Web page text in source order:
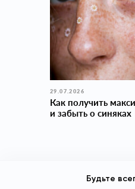
29.07.2026
Как получить
и забыть о синяках
Будьте